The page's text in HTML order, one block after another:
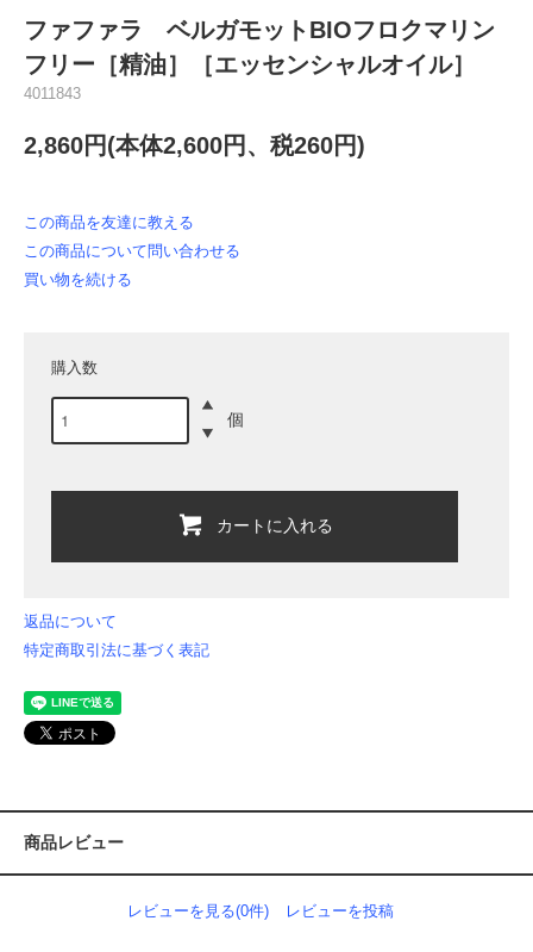
ファファラ ベルガモットBIOフロクマリン
フリー［精油］［エッセンシャルオイル］
4011843
2,860円(本体2,600円、税260円)
この商品を友達に教える
この商品について問い合わせる
買い物を続ける
購入数
個
カートに入れる
返品について
特定商取引法に基づく表記
商品レビュー
レビューを見る(0件) レビューを投稿